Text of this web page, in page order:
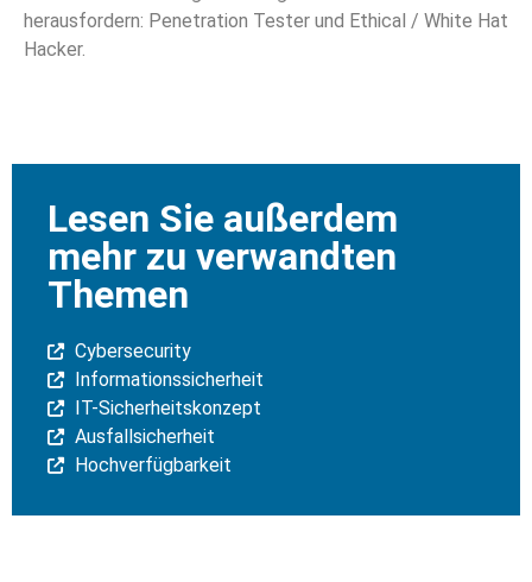
herausfordern: Penetration Tester und Ethical / White Hat
Hacker.
Lesen Sie außerdem
mehr zu verwandten
Themen
Cybersecurity
Informationssicherheit
IT-Sicherheitskonzept
Ausfallsicherheit
Hochverfügbarkeit